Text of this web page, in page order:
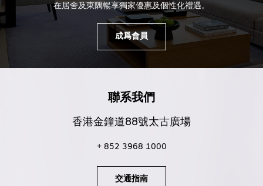
在居舍及東隅暢享獨家優惠及個性化禮遇。
成爲會員
聯系我們
香港金鐘道88號太古廣場
+ 852 3968 1000
交通指南